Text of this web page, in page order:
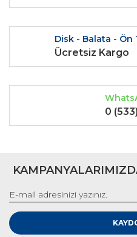
Disk - Balata - Ön
Ücretsiz Kargo
0